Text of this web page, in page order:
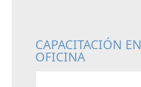
CAPACITACIÓN EN
OFICINA